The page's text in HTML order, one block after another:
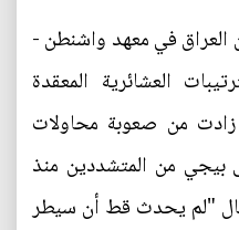
في معهد واشنطن -
العشائرية المعقدة
زادت من صعوبة محاولات
بيجي من المتشددين منذ
عام 2003. وقال "لم يحدث قط أن سيطر